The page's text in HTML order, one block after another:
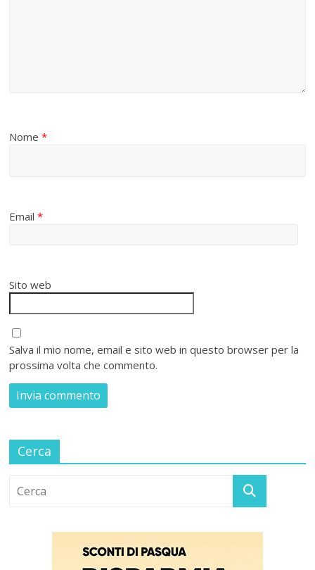
Nome*
Email*
Sito web
Salva il mio nome, email e sito web in questo browser per la
prossima volta che commento.
Cerca